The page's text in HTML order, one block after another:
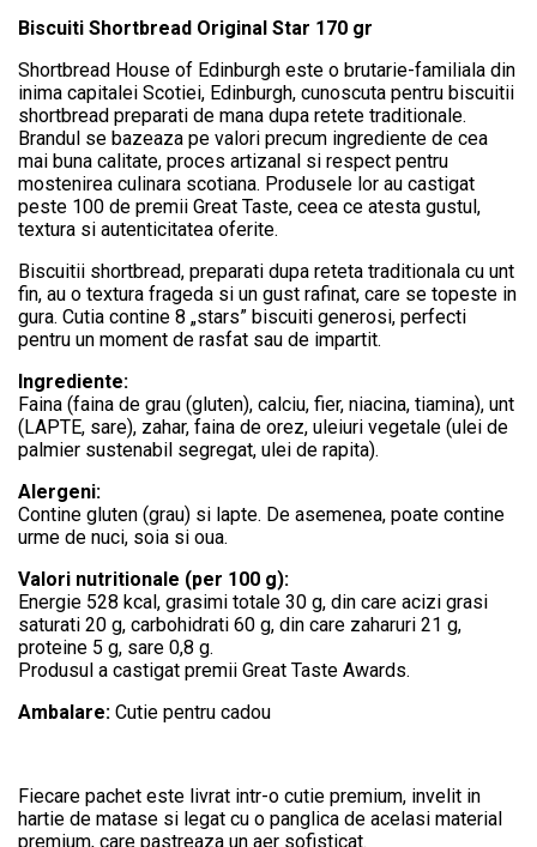
Biscuiti Shortbread Original Star 170 gr
Shortbread House of Edinburgh este o brutarie-familiala din
inima capitalei Scotiei, Edinburgh, cunoscuta pentru biscuitii
shortbread preparati de mana dupa retete traditionale.
Brandul se bazeaza pe valori precum ingrediente de cea
mai buna calitate, proces artizanal si respect pentru
mostenirea culinara scotiana. Produsele lor au castigat
peste 100 de premii Great Taste, ceea ce atesta gustul,
textura si autenticitatea oferite.
Biscuitii shortbread, preparati dupa reteta traditionala cu unt
fin, au o textura frageda si un gust rafinat, care se topeste in
gura. Cutia contine 8 „stars” biscuiti generosi, perfecti
pentru un moment de rasfat sau de impartit.
Ingrediente:
Faina (faina de grau (gluten), calciu, fier, niacina, tiamina), unt
(LAPTE, sare), zahar, faina de orez, uleiuri vegetale (ulei de
palmier sustenabil segregat, ulei de rapita).
Alergeni:
Contine gluten (grau) si lapte. De asemenea, poate contine
urme de nuci, soia si oua.
Valori nutritionale (per 100 g):
Energie 528 kcal, grasimi totale 30 g, din care acizi grasi
saturati 20 g, carbohidrati 60 g, din care zaharuri 21 g,
proteine 5 g, sare 0,8 g.
Produsul a castigat premii Great Taste Awards.
Ambalare: Cutie pentru cadou
Fiecare pachet este livrat intr-o cutie premium, invelit in
hartie de matase si legat cu o panglica de acelasi material
premium, care pastreaza un aer sofisticat.